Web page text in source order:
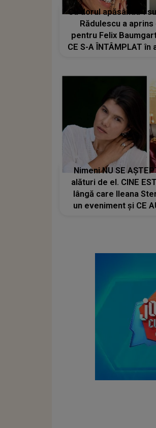
Cu dorul apăsându-i
Rădulescu a aprins
pentru Felix
CE S-A ÎNTÂMPLAT în
Nimeni NU SE
alături de el. CINE
lângă care Ileana
un eveniment și CE